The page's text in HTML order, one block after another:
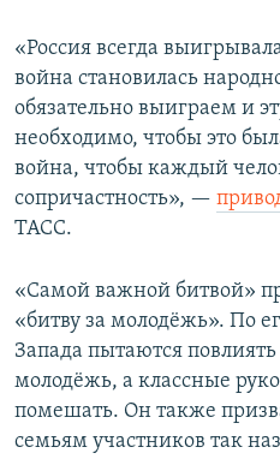
«Россия всегда
война становилась
обязательно выиграем и
необходимо, чтобы это
война, чтобы каждый
сопричастность», —
ТАСС.
«Самой важной битвой»
«битву за молодёжь». По
Запада пытаются
молодёжь, а классные
помешать. Он также
семьям участников так